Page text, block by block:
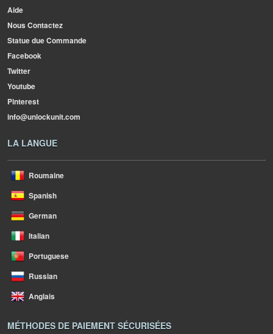
Aide
Nous Contactez
Statue due Commande
Facebook
Twitter
Youtube
Pinterest
info@unlockunit.com
LA LANGUE
Roumaine
Spanish
German
Italian
Portuguese
Russian
Anglais
MÉTHODES DE PAIEMENT SÉCURISÉES